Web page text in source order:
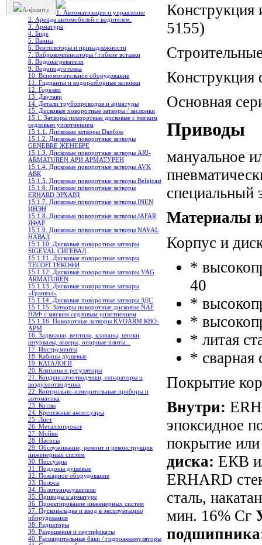
Алфавиту
1. Автоматизация и управление
2. Аренда автомобилей с водителем.
3. Арматура
4. Биде
5. Ванны
6. Вентиляторы и принадлежности
7. Виброкомпенсаторы / гибкие вставки
8. Водонагреватели
9. Водоподготовка
10. Вспомогательное оборудование
11. Гидранты и водоразборные колонки
12. Горелки
13. Двутавр
14. Детали трубопроводов и арматуры
15. Дисковые поворотные затворы / заслонки
15.1. Затворы поворотные дисковые с мягким
седловым уплотнением
15.1.1. Дисковые затворы Danfoss
15.1.2. Дисковые поворотныe затворы
GENEBRE ЖЕНЕБРЕ
15.1.3. Дисковые поворотные затворы ARI-
ARMATUREN АРИ АРМАТУРЕН
15.1.4. Дисковые поворотные затворы AVK
АВК
15.1.5. Дисковые поворотные затворы Belgicast
15.1.6. Дисковые поворотные затворы
ERHARD ЭРХАРД
15.1.7. Дисковые поворотные затворы INEN
ИНЭН
15.1.8. Дисковые поворотные затворы JAFAR
ЯФАР
15.1.9. Дисковые поворотные затворы NAVAL
НАВАЛ
15.1.10. Дисковые поворотные затворы
SIGEVAL СИГЕВАЛ
15.1.11. Дисковые поворотные затворы
TECOFI ТЕКОФИ
15.1.12. Дисковые поворотные затворы VAG
ARMATUREN
15.1.13. Дисковые поворотные затворы
«Гранвэл»
15.1.14. Дисковые поворотные затворы ЗДС
15.1.15. Затворы поворотные дисковые NAF
НАФ с мягким седловым уплотнением
15.1.16. Поворотные затворы KVOARM КВО-
АРМ
16. Задвижки, вентили, клапаны, штоки,
штурвалы, коверы, опорные плиты...
17. Инструменты
18. Кабины душевые
19. КАТАЛОГИ
20. Клапаны и регуляторы
21. Конденсатоотводчики, сепараторы и
воздухоотводчики
22. Контрольно-измерительные приборы и
автоматика
23. Котлы
24. Крепежные аксессуары
25. Лист
26. Металлопрокат
27. Мойки
28. Насосы
29. Обслуживание, ремонт и реконструкция
инженерных систем
30. Писсуары
31. Поддоны душевые
32. Пожарное оборудование
33. Полоса
34. Полотенцесушители
35. Приводы к арматуре
36. Проектирование инженерных систем
37. Пусконаладка и ввод в эксплуатацию
оборудования
38. Радиаторы
39. Разрешения и сертификаты
40. Расширительные баки / гидроаккамуляторы
Конструкция
5155)
Конструкция
Основная
Приводы
мануальное
специальный
Материалы
Корпус и
*
40
*
*
* литая
* сварная
Покрытие
Внутри:
эпоксидное
покрытие
диска: ЕКВ
ERHARD
сталь,
мин. 16% Сг